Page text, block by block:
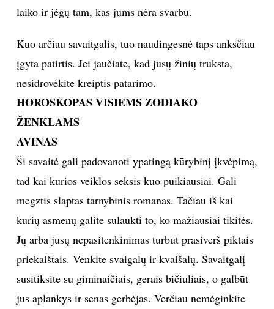
ĮDOMYBĖS
ISTORIJA
KNYGOS
INTERJERAS
VIRTUVĖ
RECEPTAI
VAIKAI
laiko ir jėgų tam, kas jums nėra svarbu.
Kuo arčiau savaitgalis, tuo naudingesnė taps anksčiau
įgyta patirtis. Jei jaučiate, kad jūsų žinių trūksta,
nesidrovėkite kreiptis patarimo.
HOROSKOPAS VISIEMS ZODIAKO
ŽENKLAMS
AVINAS
Ši savaitė gali padovanoti ypatingą kūrybinį įkvėpimą,
tad kai kurios veiklos seksis kuo puikiausiai. Gali
megztis slaptas tarnybinis romanas. Tačiau iš kai
kurių asmenų galite sulaukti to, ko mažiausiai tikitės.
Jų arba jūsų nepasitenkinimas turbūt prasiverš piktais
priekaištais. Venkite svaigalų ir kvaišalų. Savaitgalį
susitiksite su giminaičiais, gerais bičiuliais, o galbūt
jus aplankys ir senas gerbėjas. Verčiau nemėginkite